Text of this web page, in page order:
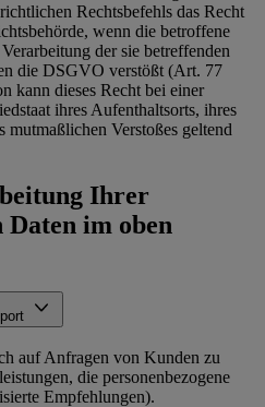
Rechtsbefehls das Recht
wenn die betroffene
der sie betreffenden
die DSGVO verstößt (Art. 77
kann dieses Recht bei einer
ihres Aufenthaltsorts, ihres
mutmaßlichen Verstoßes geltend
Ihrer
Daten im oben
auf Anfragen von Kunden zu
die personenbezogene
Empfehlungen).